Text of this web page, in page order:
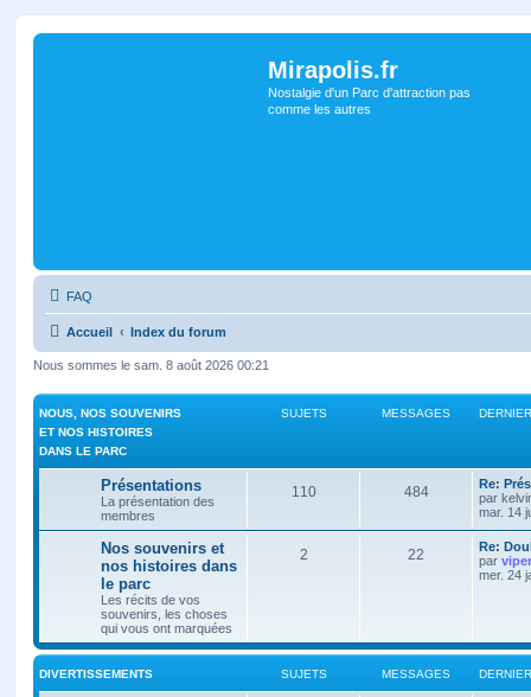
Mirapolis.fr
Nostalgie d'un Parc d'attraction pas
comme les autres
FAQ
Accueil Index du forum
Nous sommes le sam. 8 août 2026 00:21
NOUS, NOS SOUVENIRS
ET NOS HISTOIRES
DANS LE PARC
SUJETS MESSAGES
Présentations
La présentation des
membres
110 484
Re:
par
mar. 14
Nos souvenirs et
nos histoires dans
le parc
Les récits de vos
souvenirs, les choses
qui vous ont marquées
2 22
Re:
par
mer. 24
DIVERTISSEMENTS SUJETS MESSAGES